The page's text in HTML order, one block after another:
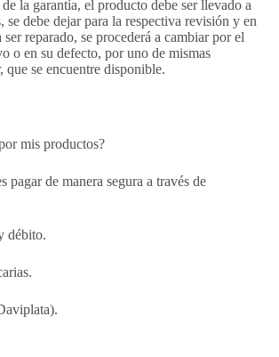
la garantía, el producto debe ser llevado a
se debe dejar para la respectiva revisión y en
reparado, se procederá a cambiar por el
o en su defecto, por uno de mismas
que se encuentre disponible.
mis productos?
pagar de manera segura a través de
débito.